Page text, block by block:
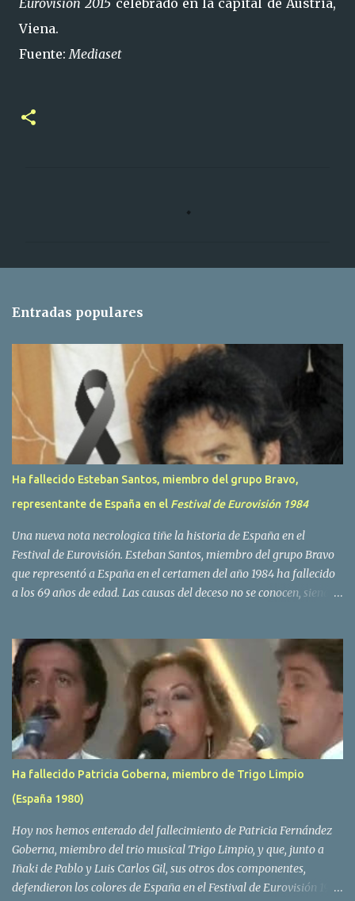
Eurovision 2015 celebrado en la capital de Austria,
Viena.
Fuente:Mediaset
r
s
Entradas populares
Ha fallecido Esteban Santos, miembro del grupo Bravo,
representante de España en el Festival de Eurovisión 1984
Una nueva nota necrologica tiñe la historia de España en el
Festival de Eurovisión. Esteban Santos, miembro del grupo Bravo
que representó a España en el certamen del año 1984 ha fallecido
a los 69 años de edad. Las causas del deceso no se conocen, siendo
traves de las redes sociales. Nacido en Tolosa en 1951, durante su
epoca universitaria en la carrera de empresariales conoció al
estudiante de medicina Luis Villar, comenzando a actuar
juntos,Santos a la guitarra y Villar al piano, sin atreverse a dar el
salto al mercado profesional. Sin embargo esto cambió gracias a la
propia Amaia Saizar, que tras su abandono de Trigo Limpio,
recibió por parte de la discografica Hispavox el encargo de crear
un nuevo grupo, reclutando al duo de amigos y a la ex modelo
Yolanda Hoyos. Con los cuatro surgió en el año 1982 el grupo
Ha fallecido Patricia Goberna, miembro de Trigo Limpio
(España 1980)
Hoy nos hemos enterado del fallecimiento de Patricia Fernández
Goberna, miembro del trio musical Trigo Limpio, y que, junto a
Iñaki de Pablo y Luis Carlos Gil, sus otros dos componentes,
defendieron los colores de España en el Festival de Eurovisión 1980